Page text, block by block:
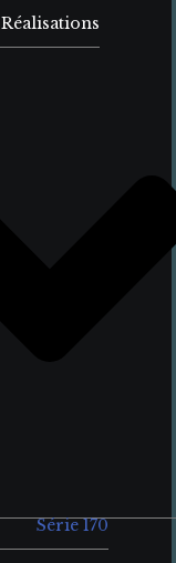
Réalisations
Série 170